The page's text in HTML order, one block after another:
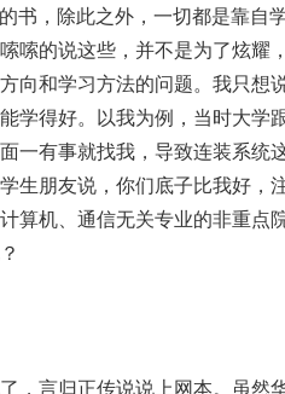
书，除此之外，一切都是靠自
嗦的说这些，并不是为了炫耀
向和学习方法的问题。我只想
学得好。以我为例，当时大学
一有事就找我，导致连装系
生朋友说，你们底子比我好，
算机、通信无关专业的非重
言归正传说说上网本。虽然